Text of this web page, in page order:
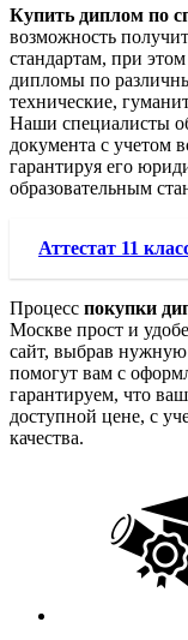
Купить диплом по
возможность
стандартам, при
дипломы по
технические,
Наши специалисты
документа с учетом
гарантируя его
образовательным
Аттестат 11
Процесс покупки
Москве прост и
сайт, выбрав
помогут вам с
гарантируем, что
доступной цене, с
качества.